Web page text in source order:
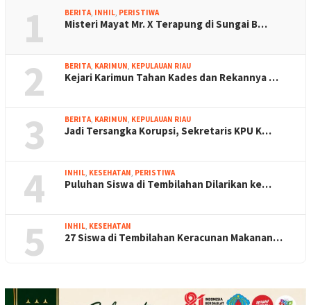
1 BERITA, INHIL, PERISTIWA
Misteri Mayat Mr. X Terapung di Sungai B…
2 BERITA, KARIMUN, KEPULAUAN RIAU
Kejari Karimun Tahan Kades dan Rekannya …
3 BERITA, KARIMUN, KEPULAUAN RIAU
Jadi Tersangka Korupsi, Sekretaris KPU K…
4 INHIL, KESEHATAN, PERISTIWA
Puluhan Siswa di Tembilahan Dilarikan ke…
5 INHIL, KESEHATAN
27 Siswa di Tembilahan Keracunan Makanan…